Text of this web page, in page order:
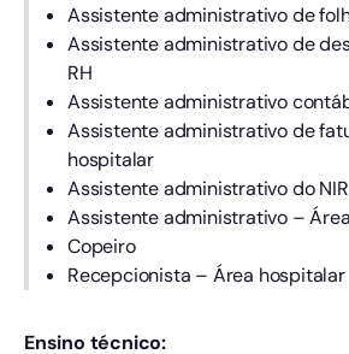
Assistente administrativo de
Assistente administrativo de
RH
Assistente administrativo
Assistente administrativo de
hospitalar
Assistente administrativo do NIR
Assistente administrativo –
Copeiro
Recepcionista – Área hospitalar
Ensino técnico: